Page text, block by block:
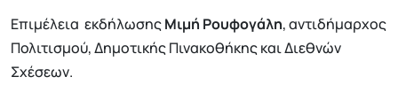
Επιμέλεια εκδήλωσηςΜιμή Ρουφογάλη, αντιδήμαρχος
Πολιτισμού, Δημοτικής Πινακοθήκης και Διεθνών
Σχέσεων.